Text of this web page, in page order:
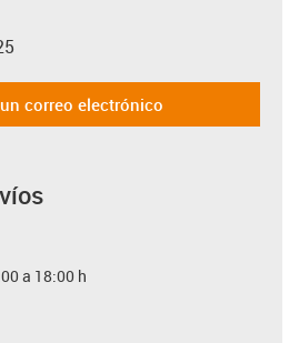
correo electrónico
a 18:00 h